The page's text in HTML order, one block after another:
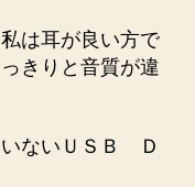
は耳が良い方で
きりと音質が違
いないＵＳＢ Ｄ